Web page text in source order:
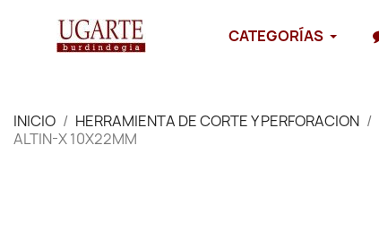
CATEGORÍAS
INICIO HERRAMIENTA DE CORTE Y PERFORACION
ALTIN-X 10X22MM